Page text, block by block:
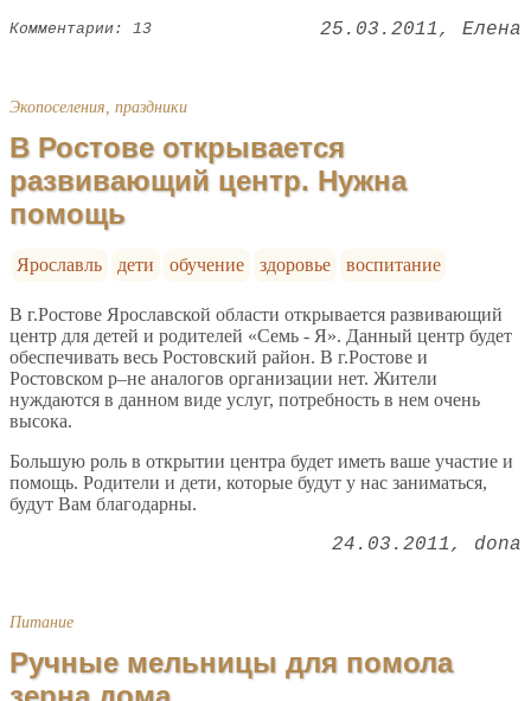
Комментарии: 13 25.03.2011 Елена
Экопоселения, праздники
В Ростове открывается
развивающий центр. Нужна
помощь
Ярославль дети обучение здоровье воспитание
В г.Ростове Ярославской области открывается развивающий
центр для детей и родителей «Семь - Я». Данный центр будет
обеспечивать весь Ростовский район. В г.Ростове и
Ростовском р–не аналогов организации нет. Жители
нуждаются в данном виде услуг, потребность в нем очень
высока.
Большую роль в открытии центра будет иметь ваше участие и
помощь. Родители и дети, которые будут у нас заниматься,
будут Вам благодарны.
24.03.2011 dona
Питание
Ручные мельницы для помола